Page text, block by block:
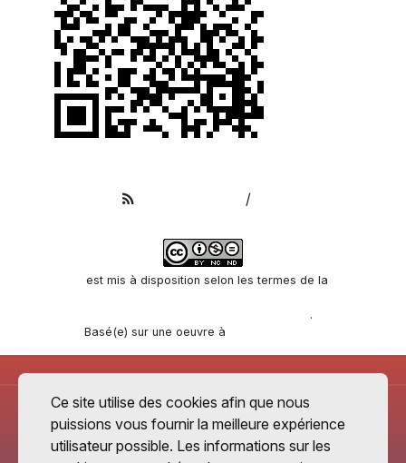
/
est mis à disposition selon les termes de la
.
Basé(e) sur une oeuvre à
Ce site utilise des cookies afin que nous
puissions vous fournir la meilleure expérience
utilisateur possible. Les informations sur les